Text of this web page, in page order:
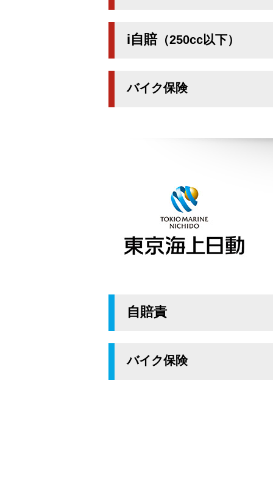
i自賠（250cc以下）
バイク保険
自賠責
バイク保険